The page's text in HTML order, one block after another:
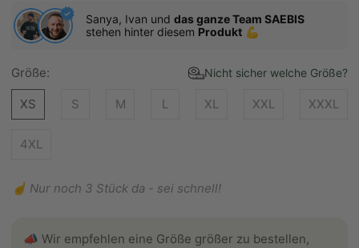
Sanya, Ivan und das ganze Team SAEBIS
stehen hinter diesem Produkt 💪
Größe: Nicht sicher welche Größe?
XS S M L XL XXL XXXL
4XL
☝️ Nur noch 3 Stück da - sei schnell!
📣 Wir empfehlen eine Größe größer zu bestellen,